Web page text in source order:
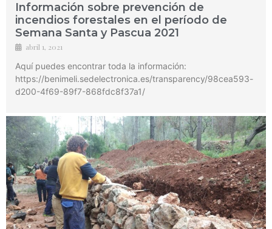
Información sobre prevención de
incendios forestales en el período de
Semana Santa y Pascua 2021
abril 1, 2021
Aquí puedes encontrar toda la información:
https://benimeli.sedelectronica.es/transparency/98cea593-
d200-4f69-89f7-868fdc8f37a1/